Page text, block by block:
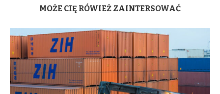
MOŻE CIĘ RÓWIEŻ ZAINTERSOWAĆ